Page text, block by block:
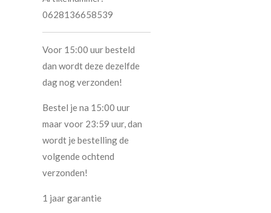
0628136658539
Voor 15:00 uur besteld
dan wordt deze dezelfde
dag nog verzonden!
Bestel je na 15:00 uur
maar voor 23:59 uur, dan
wordt je bestelling de
volgende ochtend
verzonden!
1 jaar garantie